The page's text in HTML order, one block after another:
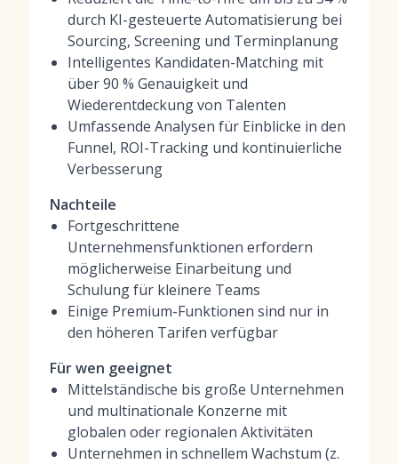
durch KI-gesteuerte Automatisierung bei
Sourcing, Screening und Terminplanung
Intelligentes Kandidaten-Matching mit
über 90 % Genauigkeit und
Wiederentdeckung von Talenten
Umfassende Analysen für Einblicke in den
Funnel, ROI-Tracking und kontinuierliche
Verbesserung
Nachteile
Fortgeschrittene
Unternehmensfunktionen erfordern
möglicherweise Einarbeitung und
Schulung für kleinere Teams
Einige Premium-Funktionen sind nur in
den höheren Tarifen verfügbar
Für wen geeignet
Mittelständische bis große Unternehmen
und multinationale Konzerne mit
globalen oder regionalen Aktivitäten
Unternehmen in schnellem Wachstum (z.